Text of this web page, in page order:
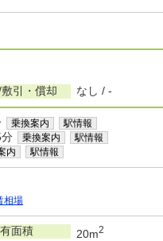
引・償却 なし / -
乗換案内 駅情報
乗換案内 駅情報
内 駅情報
相場
面積 20m2